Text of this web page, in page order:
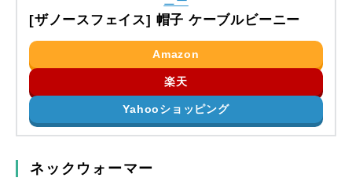
[ザノースフェイス] 帽子 ケーブルビーニー
Amazon
楽天
Yahooショッピング
ネックウォーマー